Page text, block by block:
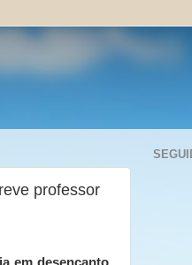
professor